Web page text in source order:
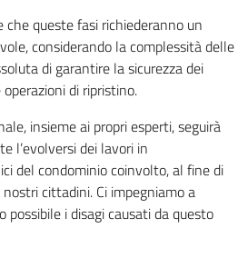
che queste fasi richiederanno un
considerando la complessità delle
di garantire la sicurezza dei
di ripristino.
insieme ai propri esperti, seguirà
l’evolversi dei lavori in
del condominio coinvolto, al fine di
cittadini. Ci impegniamo a
i disagi causati da questo